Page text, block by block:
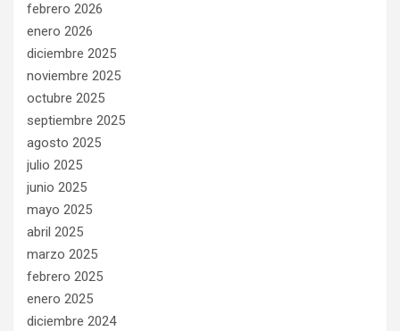
febrero 2026
enero 2026
diciembre 2025
noviembre 2025
octubre 2025
septiembre 2025
agosto 2025
julio 2025
junio 2025
mayo 2025
abril 2025
marzo 2025
febrero 2025
enero 2025
diciembre 2024